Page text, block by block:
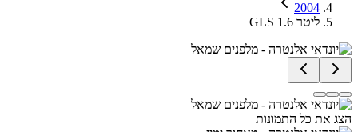
2004
GLS 1.6 ליטר
הצג את כל התמונות